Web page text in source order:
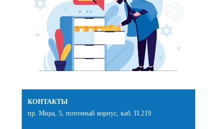
КОНТАКТЫ
пр. Мира, 5, поточный корпус, каб. П.219